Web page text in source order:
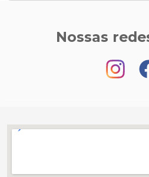
Nossas